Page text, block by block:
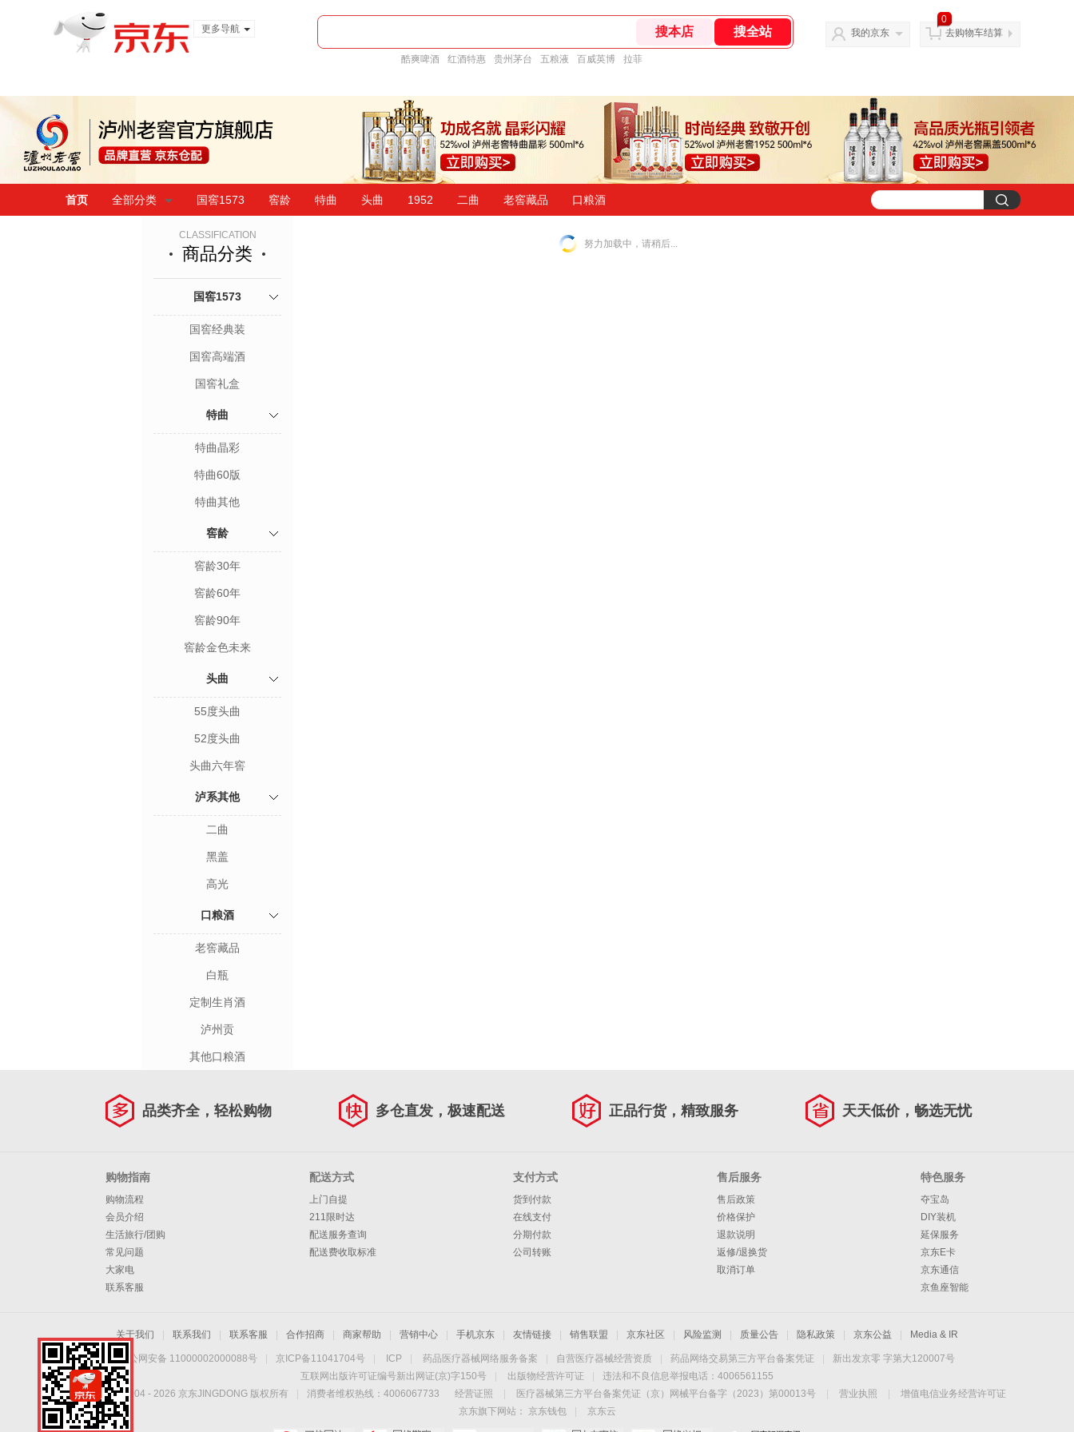
更多导航
酷爽啤酒 红酒特惠 贵州茅台 五粮液 百威英博 拉菲
我的京东
0
去购物车结算
首页 全部分类 国窖1573 窖龄 特曲 头曲 1952 二曲 老窖藏品 口粮酒
CLASSIFICATION
商品分类
国窖1573
国窖经典装
国窖高端酒
国窖礼盒
特曲
特曲晶彩
特曲60版
特曲其他
窖龄
窖龄30年
窖龄60年
窖龄90年
窖龄金色未来
头曲
55度头曲
52度头曲
头曲六年窖
泸系其他
二曲
黑盖
高光
口粮酒
老窖藏品
白瓶
定制生肖酒
泸州贡
其他口粮酒
努力加载中，请稍后...
品类齐全，轻松购物 多仓直发，极速配送 正品行货，精致服务 天天低价，畅选无忧
购物指南
购物流程
会员介绍
生活旅行/团购
常见问题
大家电
联系客服
配送方式
上门自提
211限时达
配送服务查询
配送费收取标准
支付方式
货到付款
在线支付
分期付款
公司转账
售后服务
售后政策
价格保护
退款说明
返修/退换货
取消订单
特色服务
夺宝岛
DIY装机
延保服务
京东E卡
京东通信
京鱼座智能
关于我们 联系我们 联系客服 合作招商 商家帮助 营销中心 手机京东 友情链接 销售联盟 京东社区 风险监测 质量公告 隐私政策 京东公益 Media & IR
京公网安备 11000002000088号 京ICP备11041704号 ICP 药品医疗器械网络服务备案 自营医疗器械经营资质 药品网络交易第三方平台备案凭证
新出发京零 字第大120007号
互联网出版许可证编号新出网证(京)字150号
出版物经营许可证
违法和不良信息举报电话：4006561155
Copyright © 2004 - 2026 京东JINGDONG 版权所有 消费者维权热线：4006067733 经营证照 医疗器械第三方平台备案凭证（京）网械平台备字（2023）第00013号 营业执照
增值电信业务经营许可证
京东旗下网站：
京东钱包
京东云
手机扫一扫，劲爆优